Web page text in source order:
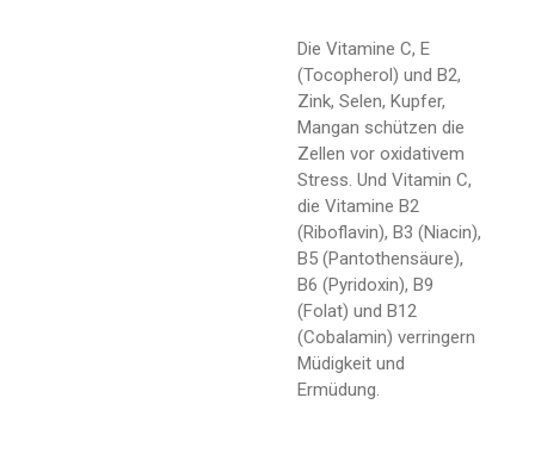
Die Vitamine C, E
(Tocopherol) und B2,
Zink, Selen, Kupfer,
Mangan schützen die
Zellen vor oxidativem
Stress. Und Vitamin C,
die Vitamine B2
(Riboflavin), B3 (Niacin),
B5 (Pantothensäure),
B6 (Pyridoxin), B9
(Folat) und B12
(Cobalamin) verringern
Müdigkeit und
Ermüdung.